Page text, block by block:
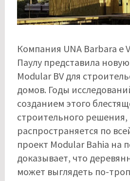
Компания UNA Barbara e
Паулу представила
Modular BV для
домов. Годы
созданием этого
строительного решения,
распространяется по
проект Modular Bahia на
доказывает, что
может выглядеть по-